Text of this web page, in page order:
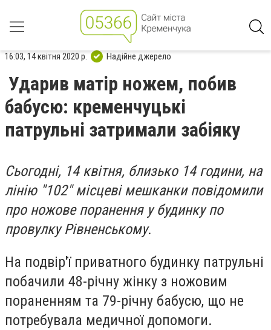
16:03, 14 квітня 2020 р. Надійне джерело
Ударив матір ножем, побив
бабусю: кременчуцькі
патрульні затримали забіяку
Сьогодні, 14 квітня, близько 14 години, на
лінію "102" місцеві мешканки повідомили
про ножове поранення у будинку по
провулку Рівненському.
На подвір'ї приватного будинку патрульні
побачили 48-річну жінку з ножовим
пораненням та 79-річну бабусю, що не
потребувала медичної допомоги.